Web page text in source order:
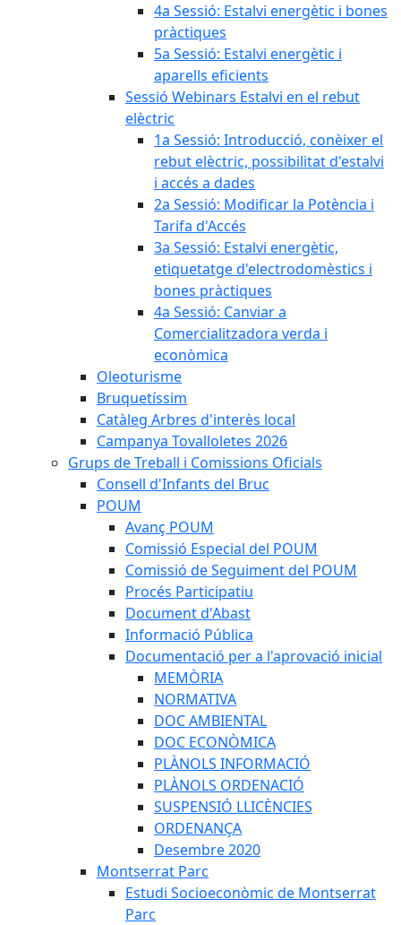
4a Sessió: Estalvi energètic i bones
pràctiques
5a Sessió: Estalvi energètic i
aparells eficients
Sessió Webinars Estalvi en el rebut
elèctric
1a Sessió: Introducció, conèixer el
rebut elèctric, possibilitat d'estalvi
i accés a dades
2a Sessió: Modificar la Potència i
Tarifa d'Accés
3a Sessió: Estalvi energètic,
etiquetatge d'electrodomèstics i
bones pràctiques
4a Sessió: Canviar a
Comercialitzadora verda i
econòmica
Oleoturisme
Bruquetíssim
Catàleg Arbres d'interès local
Campanya Tovalloletes 2026
Grups de Treball i Comissions Oficials
Consell d'Infants del Bruc
POUM
Avanç POUM
Comissió Especial del POUM
Comissió de Seguiment del POUM
Procés Participatiu
Document d'Abast
Informació Pública
Documentació per a l'aprovació inicial
MEMÒRIA
NORMATIVA
DOC AMBIENTAL
DOC ECONÒMICA
PLÀNOLS INFORMACIÓ
PLÀNOLS ORDENACIÓ
SUSPENSIÓ LLICÈNCIES
ORDENANÇA
Desembre 2020
Montserrat Parc
Estudi Socioeconòmic de Montserrat
Parc